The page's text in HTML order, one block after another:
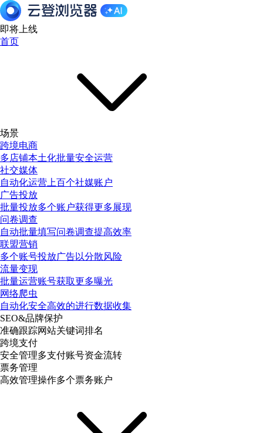
即将上线
首页
场景
跨境电商
多店铺本土化批量安全运营
社交媒体
自动化运营上百个社媒账户
广告投放
批量投放多个账户获得更多展现
问卷调查
自动批量填写问卷调查提高效率
联盟营销
多个账号投放广告以分散风险
流量变现
批量运营账号获取更多曝光
网络爬虫
自动化安全高效的进行数据收集
SEO&品牌保护
准确跟踪网站关键词排名
跨境支付
安全管理多支付账号资金流转
票务管理
高效管理操作多个票务账户